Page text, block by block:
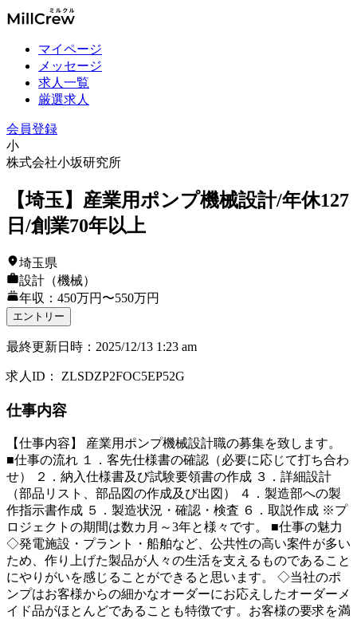
マイページ
メッセージ
求人一覧
厳選求人
会員登録
小
株式会社小坂研究所
【埼玉】産業用ポンプ機械設計/年休127
日/創業70年以上
埼玉県
設計（機械）
年収：450万円〜550万円
エントリー
最終更新日時 ： 2025/12/13 1:23 am
求人ID ： ZLSDZP2FOC5EP52G
仕事内容
【仕事内容】 産業用ポンプ機械設計職の募集を致します。
■仕事の流れ １．客先仕様書の確認（必要に応じて打ち合わ
せ） ２．納入仕様書及び試験要領書の作成 ３．詳細設計
（部品リスト、部品図の作成及び出図） ４．製造部への製
作指示書作成 ５．製造状況・確認・検査 ６．取説作成 ※プ
ロジェクトの期間は数カ月～3年と様々です。 ■仕事の魅力
◇発電施設・プラント・船舶など、公共性の高い案件が多い
ため、作り上げた製品が人々の生活を支えるものであること
にやりがいを感じることができると思います。 ◇当社のポ
ンプはお客様からの細かなオーダーにお応えしたオーダーメ
イド品がほとんどであることも特徴です。お客様の要求を満